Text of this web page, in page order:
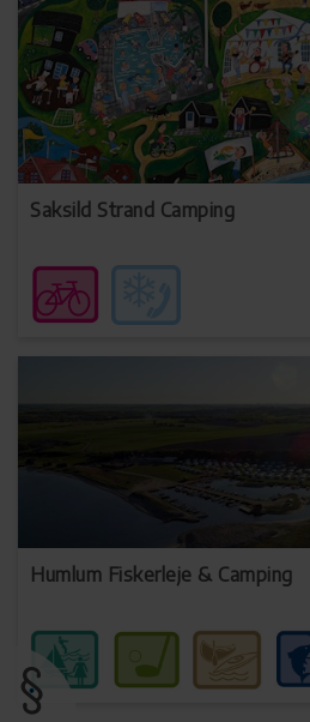
Saksild Strand Camping
Humlum Fiskerleje & Camping